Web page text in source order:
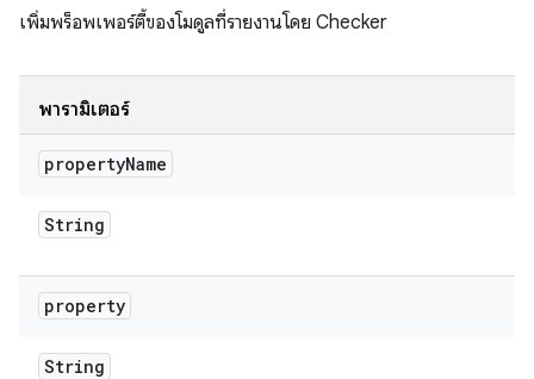
เพิ่มพร็อพเพอร์ตี้ของโมดูลที่รายงานโดย Checker
พารามิเตอร์
propertyName
String
property
String